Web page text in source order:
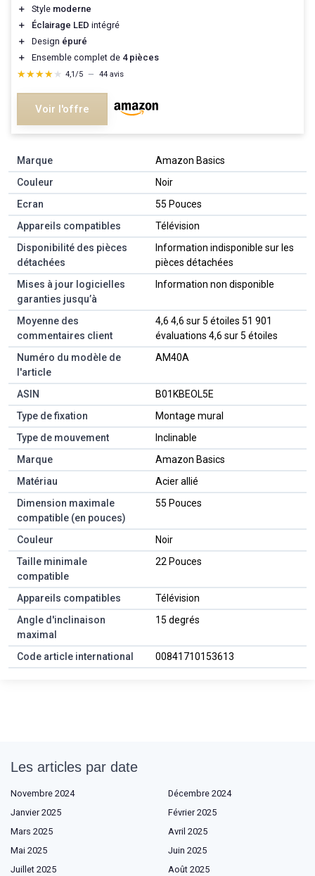
＋ Style moderne
＋
Éclairage LED intégré
＋
Design épuré
＋
Ensemble complet de 4 pièces
★★★★★
★★★★★ 4,1/5 — 44 avis
Voir l'offre
Marque
‎Amazon Basics
Couleur
‎Noir
Ecran
‎55 Pouces
Appareils compatibles
‎Télévision
Disponibilité des pièces
détachées
‎Information indisponible sur les
pièces détachées
Mises à jour logicielles
garanties jusqu’à
‎Information non disponible
Moyenne des
commentaires client
4,6 4,6 sur 5 étoiles 51 901
évaluations 4,6 sur 5 étoiles
Numéro du modèle de
l'article
AM40A
ASIN
B01KBEOL5E
Type de fixation
Montage mural
Type de mouvement
Inclinable
Marque
Amazon Basics
Matériau
Acier allié
Dimension maximale
compatible (en pouces)
55 Pouces
Couleur
Noir
Taille minimale
compatible
22 Pouces
Appareils compatibles
Télévision
Angle d'inclinaison
maximal
15 degrés
Code article international 00841710153613
Les articles par date
Novembre 2024
Décembre 2024
Janvier 2025
Février 2025
Mars 2025
Avril 2025
Mai 2025
Juin 2025
Juillet 2025
Août 2025